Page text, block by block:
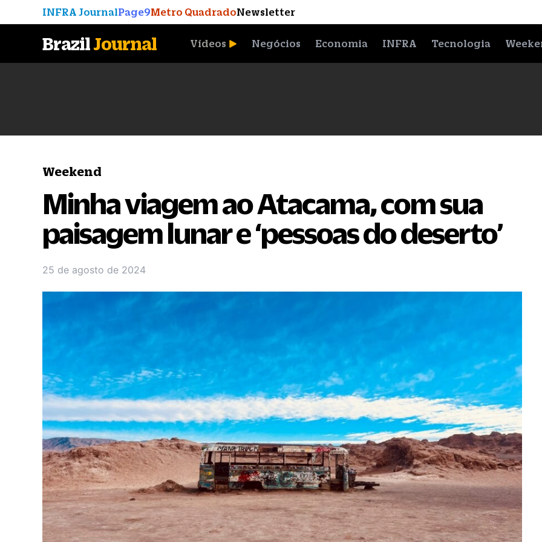
INFRA JournalPage9Metro QuadradoNewsletter
BrazilJournal Vídeos Negócios Economia INFRA Tecnologia
Weekend
Minha viagem ao Atacama, com sua
paisagem lunar e ‘pessoas do deserto’
25 de agosto de 2024